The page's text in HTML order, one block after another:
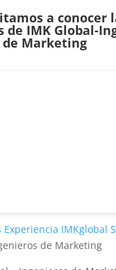
a conocer
de IMK Global-
de Marketing
Experiencia IMKglobal
de Marketing